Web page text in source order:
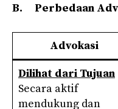
B. Perbedaan
Advokasi
Dilihat dari Tujuan
Secara aktif
mendukung dan